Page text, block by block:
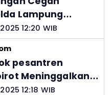
Lampung
Orang Tua
12:20 WIB
pesantren
Meninggalkan
Mantan
12:18 WIB